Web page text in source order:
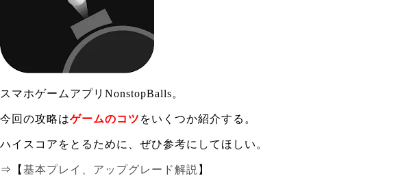
スマホゲームアプリNonstopBalls。
今回の攻略はゲームのコツ をいくつか紹介する。
ハイスコアをとるために、ぜひ参考にしてほしい。
⇒【 基本プレイ、アップグレード解説 】